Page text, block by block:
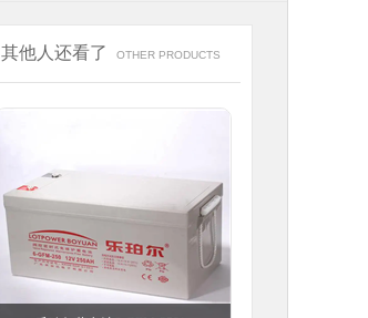
其他人还看了 OTHER PRODUCTS